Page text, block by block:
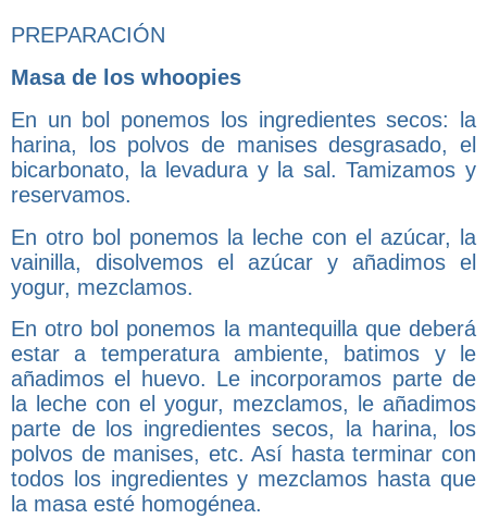
PREPARACIÓN
Masa de los whoopies
En un bol ponemos los ingredientes secos: la
harina, los polvos de manises desgrasado, el
bicarbonato, la levadura y la sal. Tamizamos y
reservamos.
En otro bol ponemos la leche con el azúcar, la
vainilla, disolvemos el azúcar y añadimos el
yogur, mezclamos.
En otro bol ponemos la mantequilla que deberá
estar a temperatura ambiente, batimos y le
añadimos el huevo. Le incorporamos parte de
la leche con el yogur, mezclamos, le añadimos
parte de los ingredientes secos, la harina, los
polvos de manises, etc. Así hasta terminar con
todos los ingredientes y mezclamos hasta que
la masa esté homogénea.